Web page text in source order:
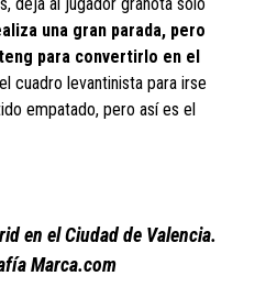
una gran parada, pero
para convertirlo en el
cuadro levantinista para irse
empatado, pero así es el
en el Ciudad de Valencia.
Marca.com